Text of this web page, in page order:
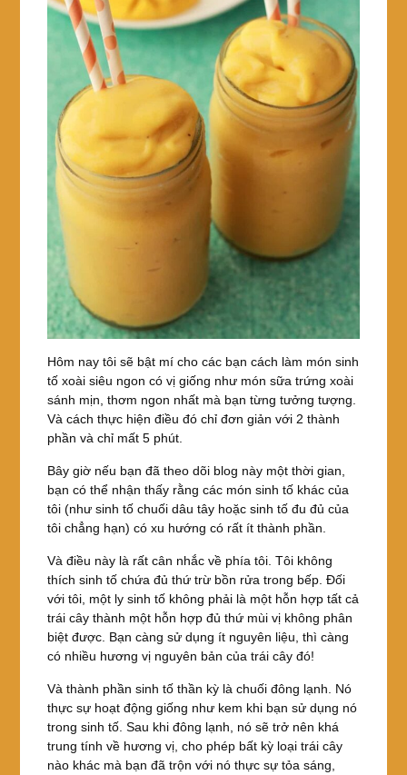
Hôm nay tôi sẽ bật mí cho các bạn cách làm món sinh
tố xoài siêu ngon có vị giống như món sữa trứng xoài
sánh mịn, thơm ngon nhất mà bạn từng tưởng tượng.
Và cách thực hiện điều đó chỉ đơn giản với 2 thành
phần và chỉ mất 5 phút.
Bây giờ nếu bạn đã theo dõi blog này một thời gian,
bạn có thể nhận thấy rằng các món sinh tố khác của
tôi (như sinh tố chuối dâu tây hoặc sinh tố đu đủ của
tôi chẳng hạn) có xu hướng có rất ít thành phần.
Và điều này là rất cân nhắc về phía tôi. Tôi không
thích sinh tố chứa đủ thứ trừ bồn rửa trong bếp. Đối
với tôi, một ly sinh tố không phải là một hỗn hợp tất cả
trái cây thành một hỗn hợp đủ thứ mùi vị không phân
biệt được. Bạn càng sử dụng ít nguyên liệu, thì càng
có nhiều hương vị nguyên bản của trái cây đó!
Và thành phần sinh tố thần kỳ là chuối đông lạnh. Nó
thực sự hoạt động giống như kem khi bạn sử dụng nó
trong sinh tố. Sau khi đông lạnh, nó sẽ trở nên khá
trung tính về hương vị, cho phép bất kỳ loại trái cây
nào khác mà bạn đã trộn với nó thực sự tỏa sáng,